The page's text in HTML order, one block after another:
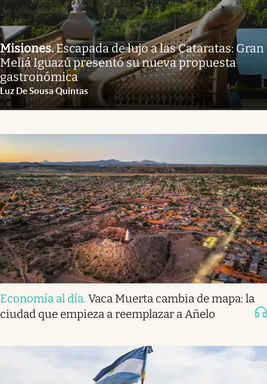
Misiones.Escapada de lujo a las Cataratas: Gran
Meliá Iguazú presentó su nueva propuesta
gastronómica
Luz De Sousa Quintas
Economía al día. Vaca Muerta cambia de mapa: la
ciudad que empieza a reemplazar a Añelo